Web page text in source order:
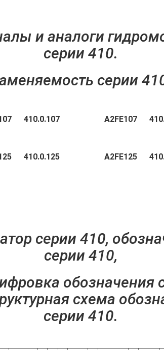
и аналоги
серии 410.
серии
410.0.107 А2FE107
410.0.125 А2FE125
серии 410,
серии 410,
обозначения
схема
серии 410.